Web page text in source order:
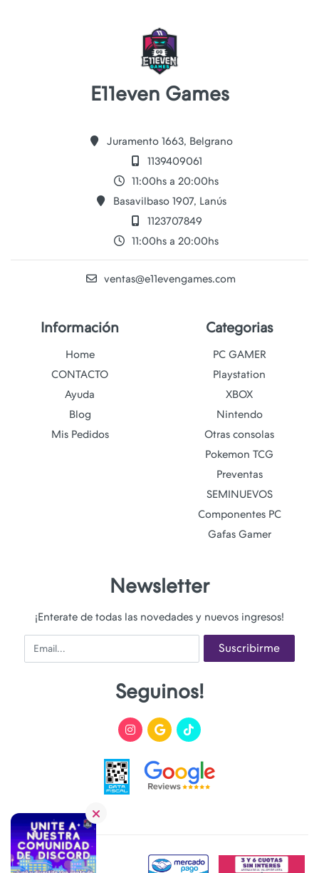
E11even Games
Juramento 1663, Belgrano
1139409061
11:00hs a 20:00hs
Basavilbaso 1907, Lanús
1123707849
11:00hs a 20:00hs
ventas@e11evengames.com
Información
Home
CONTACTO
Ayuda
Blog
Mis Pedidos
Categorias
PC GAMER
Playstation
XBOX
Nintendo
Otras consolas
Pokemon TCG
Preventas
SEMINUEVOS
Componentes PC
Gafas Gamer
Newsletter
¡Enterate de todas las novedades y nuevos ingresos!
Email Suscribirme
Seguinos!